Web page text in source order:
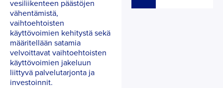
vesiliikenteen päästöjen
vähentämistä,
vaihtoehtoisten
käyttövoimien kehitystä sekä
määritellään satamia
velvoittavat vaihtoehtoisten
käyttövoimien jakeluun
liittyvä palvelutarjonta ja
investoinnit.